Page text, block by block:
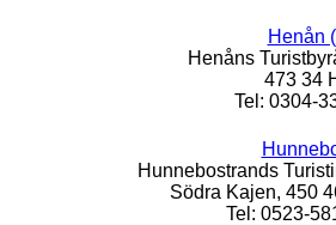
Henån
Henåns
473 34
Tel: 0304-
Hunnebostrands
Södra Kajen, 450
Tel: 0523-